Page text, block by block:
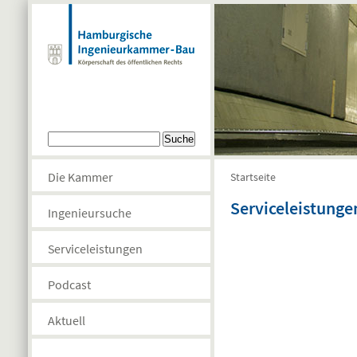
Direkt zum Inhalt
Suchformular
Die Kammer
Ingenieursuche
Serviceleistungen
Podcast
Aktuell
Sie sind hier
Startseite